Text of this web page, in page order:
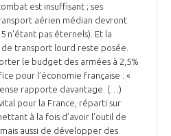
est insuffisant ; ses
aérien médian devront
n’étant pas éternels). Et la
transport lourd reste posée.
le budget des armées à 2,5%
pour l’économie française : «
rapporte davantage. (…)
pour la France, réparti sur
à la fois d’avoir l’outil de
aussi de développer des